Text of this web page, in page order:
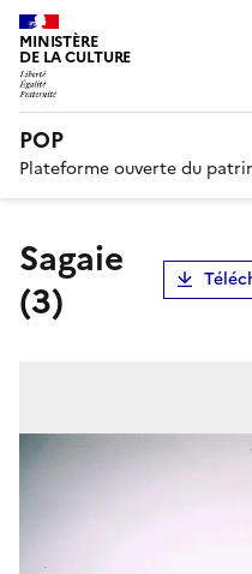
MINISTÈRE
DE LA CULTURE
POP
Plateforme ouverte du
sagaie
(3)